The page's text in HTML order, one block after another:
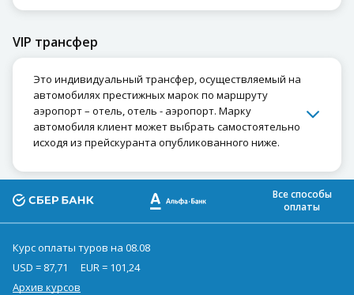
VIP трансфер
Это индивидуальный трансфер, осуществляемый на
автомобилях престижных марок по маршруту
аэропорт – отель, отель - аэропорт. Марку
автомобиля клиент может выбрать самостоятельно
исходя из прейскуранта опубликованного ниже.
Все способы
оплаты
Курс оплаты туров на 08.08
USD = 87,71
EUR = 101,24
Архив курсов